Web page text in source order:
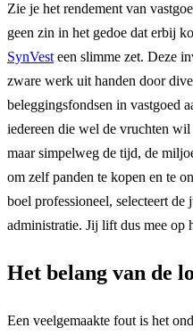
Zie je het rendement van
geen zin in het gedoe dat erbij
SynVest een slimme zet. Deze
zware werk uit handen door
beleggingsfondsen in vastgoed
iedereen die wel de vruchten
maar simpelweg de tijd, de
om zelf panden te kopen en te
boel professioneel, selecteert de
administratie. Jij lift dus mee op
Het belang van de
Een veelgemaakte fout is het